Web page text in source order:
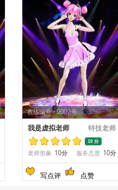
教练编号：0002号
我是虚拟老师 特技老师
10 分
老师形象 10分 服务态度 10分
写点评 点赞